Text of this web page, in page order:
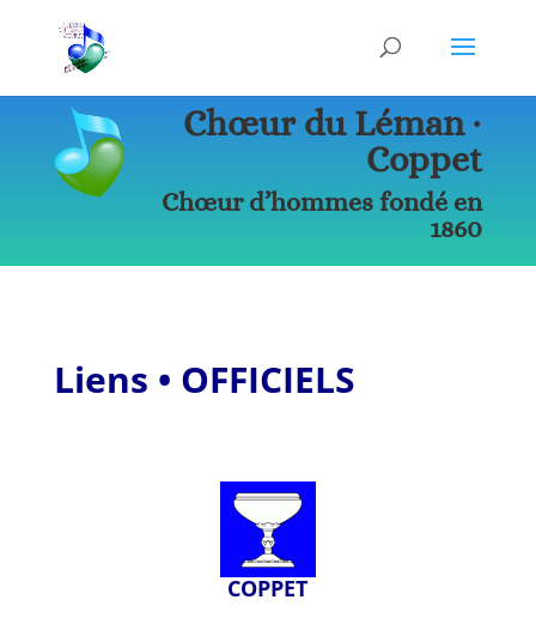
Chœur du Léman ∙
Coppet
Chœur d’hommes fondé en
1860
Liens • OFFICIELS
COPPET